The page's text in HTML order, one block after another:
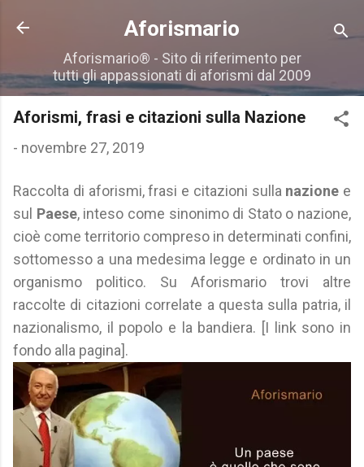
Passa ai contenuti principali
Aforismario
Aforismario® - Sito di riferimento per
tutti gli appassionati di aforismi dal 2009
Aforismi, frasi e citazioni sulla Nazione
- novembre 27, 2019
Raccolta di aforismi, frasi e citazioni sulla nazione e
sul Paese, inteso come sinonimo di Stato o nazione,
cioè come territorio compreso in determinati confini,
sottomesso a una medesima legge e ordinato in un
organismo politico. Su Aforismario trovi altre
raccolte di citazioni correlate a questa sulla patria, il
nazionalismo, il popolo e la bandiera. [I link sono in
fondo alla pagina].